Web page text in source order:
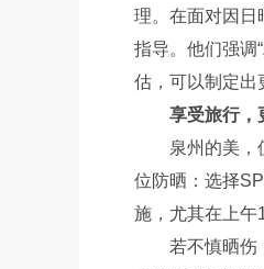
理。在面对因日
指导。他们强调
估，可以制定出
享受旅行，
泉州的美，
位防晒：选择
施，尤其在上午
若不慎晒伤